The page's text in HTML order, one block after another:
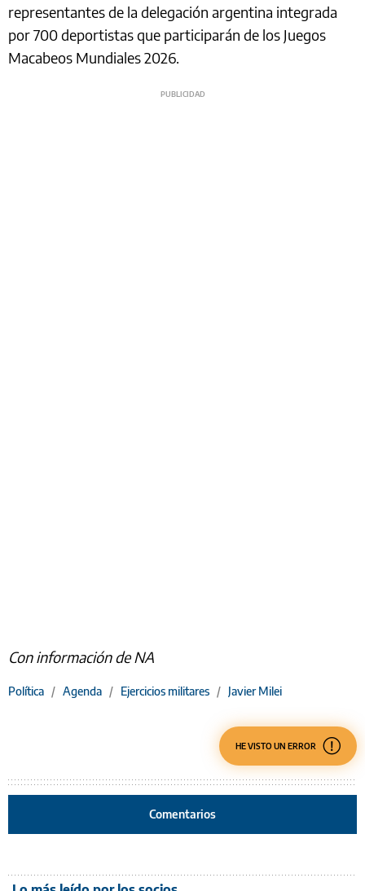
representantes de la delegación argentina integrada
por 700 deportistas que participarán de los Juegos
Macabeos Mundiales 2026.
Con información de NA
Política / Agenda / Ejercicios militares / Javier Milei
HE VISTO UN ERROR
Comentarios